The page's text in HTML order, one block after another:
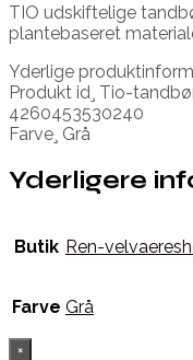
TIO udskiftelige
plantebaseret
Yderlige
Produkt id¸ Tio-
4260453530240
Farve¸ Grå
Yderligere
Butik Ren-
Farve Grå
×